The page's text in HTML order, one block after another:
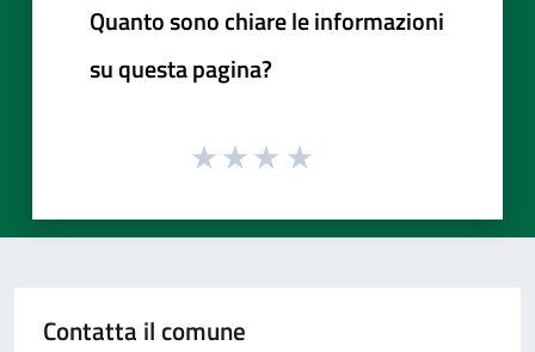
Quanto sono chiare le informazioni
su questa pagina?
Contatta il comune